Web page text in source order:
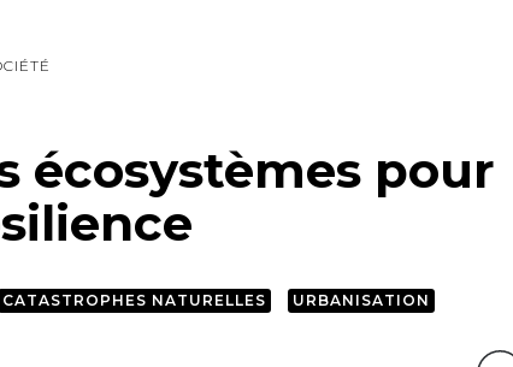
écosystèmes pour
CATASTROPHES NATURELLES URBANISATION